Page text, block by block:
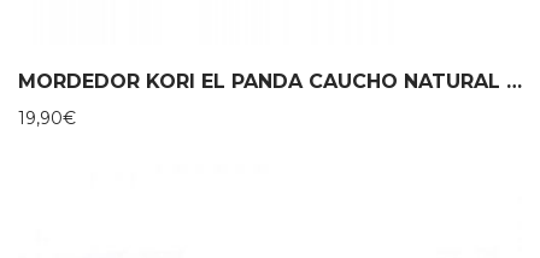
MORDEDOR KORI EL PANDA CAUCHO NATURAL – LANCO
19,90€